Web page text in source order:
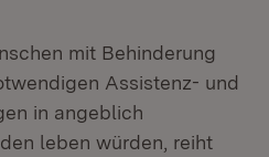
mit Behinderung
Assistenz- und
in angeblich
leben würden, reiht